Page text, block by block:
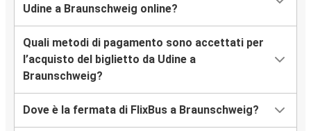
Udine a Braunschweig online?
Quali metodi di pagamento sono accettati per
l’acquisto del biglietto da Udine a
Braunschweig?
Dove è la fermata di FlixBus a Braunschweig?